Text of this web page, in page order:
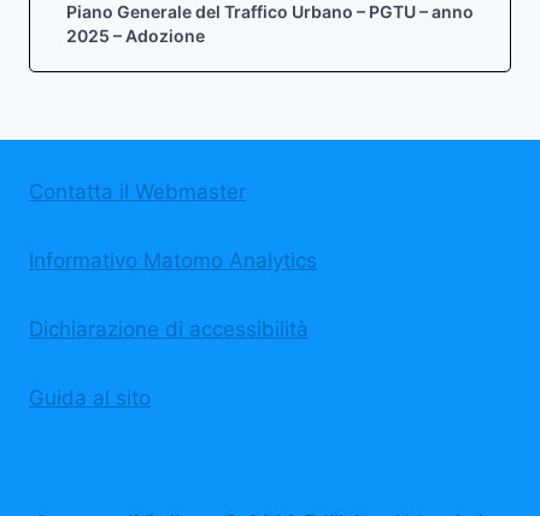
Piano Generale del Traffico Urbano – PGTU – anno
2025 – Adozione
Contatta il Webmaster
Informativo Matomo Analytics
Dichiarazione di accessibilità
Guida al sito